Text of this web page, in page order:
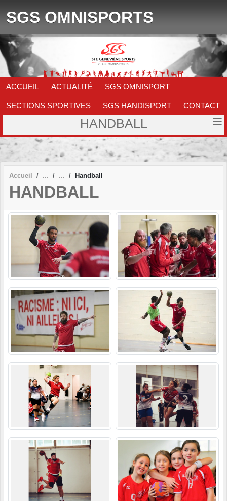
SGS OMNISPORTS
ACCUEIL ACTUALITÉ SGS OMNISPORT
SECTIONS SPORTIVES SGS HANDISPORT CONTACT
HANDBALL
Accueil Handball
HANDBALL